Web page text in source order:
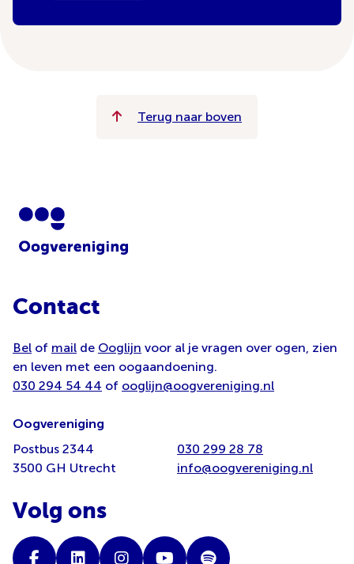
Terug naar boven
Contact
Bel of mail de Ooglijn voor al je vragen over ogen, zien
en leven met een oogaandoening.
030 294 54 44 of ooglijn@oogvereniging.nl
Oogvereniging
Postbus 2344
3500 GH Utrecht
030 299 28 78
info@oogvereniging.nl
Volg ons